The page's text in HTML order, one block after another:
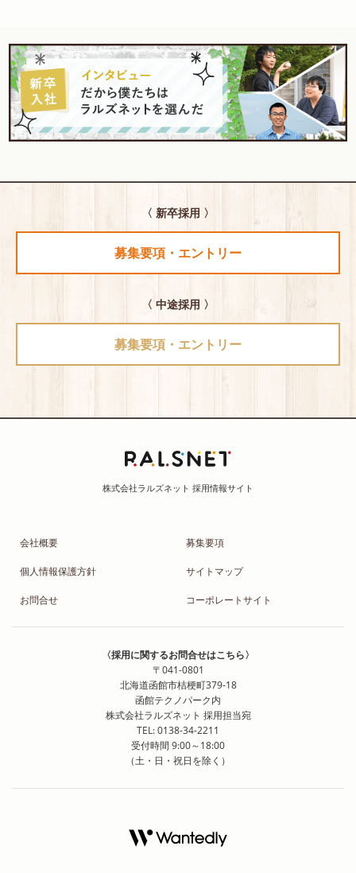
〈 新卒採用 〉
募集要項・エントリー
〈 中途採用 〉
募集要項・エントリー
会社概要 募集要項
個人情報保護方針 サイトマップ
お問合せ コーポレートサイト
〈採用に関するお問合せはこちら〉
〒041-0801
北海道函館市桔梗町379-18
函館テクノパーク内
株式会社ラルズネット 採用担当宛
TEL: 0138-34-2211
受付時間 9:00～18:00
（土・日・祝日を除く）